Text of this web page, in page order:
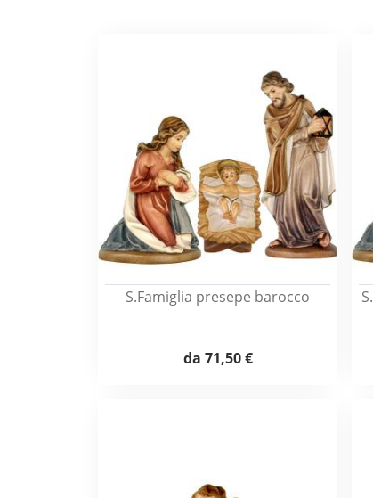
S.Famiglia presepe barocco
da 71,50 €